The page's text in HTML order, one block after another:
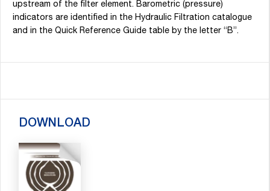
upstream of the filter element. Barometric (pressure)
indicators are identified in the Hydraulic Filtration catalogue
and in the Quick Reference Guide table by the letter “B”.
DOWNLOAD